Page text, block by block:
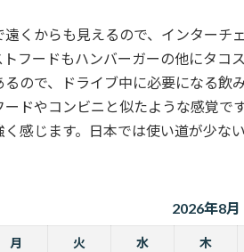
くからも見えるので、インターチ
トフードもハンバーガーの他にタコ
るので、ドライブ中に必要になる飲
ードやコンビニと似たような感覚で
感じます。日本では使い道が少な
2026年8月
月 火 水 木